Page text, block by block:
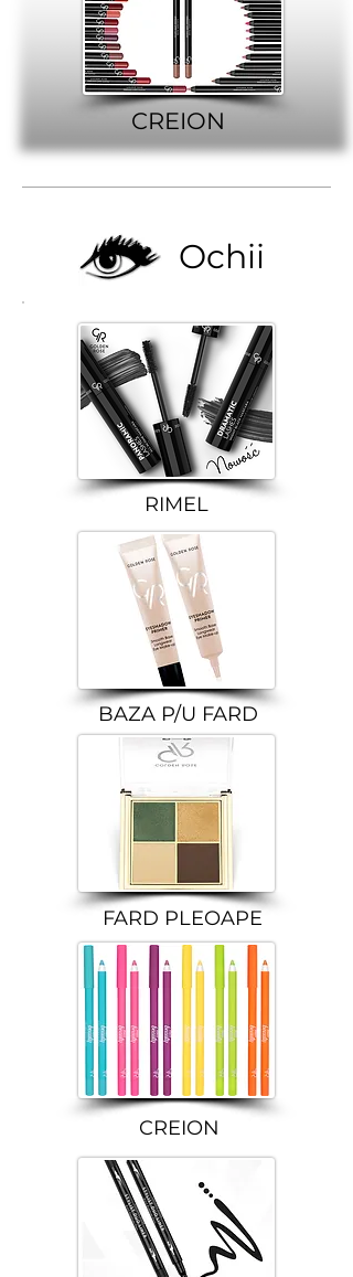
CREION
Ochii
RIMEL
BAZA P/U FARD
FARD PLEOAPE
CREION